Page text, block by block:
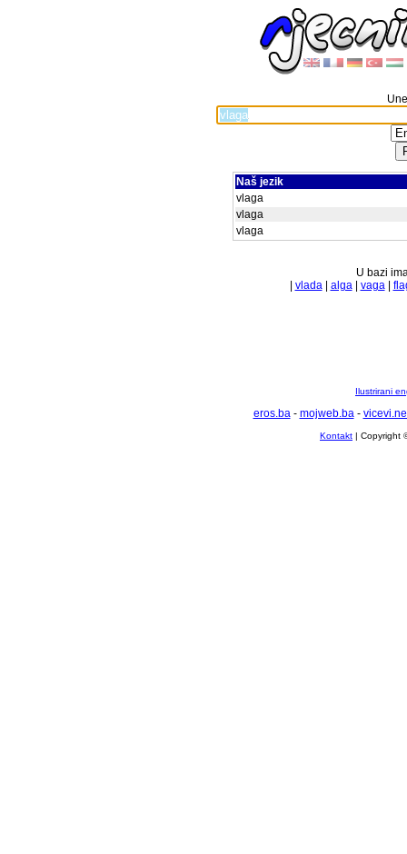
Naš jezik
vlaga
vlaga
vlaga
U bazi
vlada| alga| vaga|
Ilustrirani
eros.ba- mojweb.ba-
Kontakt | Copyright